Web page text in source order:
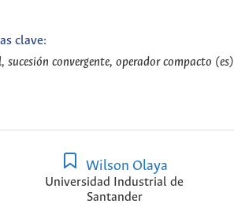
clave:
convergente, operador compacto (es)
Wilson Olaya
Universidad Industrial de
Santander